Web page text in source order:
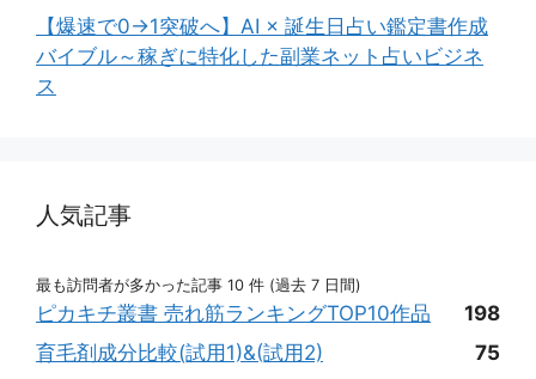
【爆速で0→1突破へ】AI × 誕生日占い鑑定書作成
バイブル～稼ぎに特化した副業ネット占いビジネ
ス
人気記事
最も訪問者が多かった記事 10 件 (過去 7 日間)
ピカキチ叢書 売れ筋ランキングTOP10作品
198
育毛剤成分比較(試用1)&(試用2)
75